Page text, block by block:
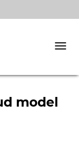
model